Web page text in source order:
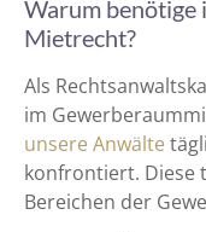
Warum benötige
Mietrecht?
Als
im
unsere Anwälte
konfrontiert. Diese
Bereichen der